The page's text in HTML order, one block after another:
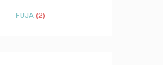
FUJA (2)